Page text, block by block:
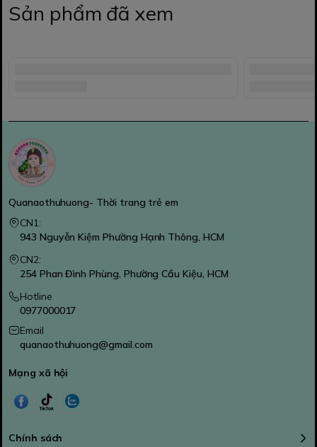
Sản phẩm đã xem
Quanaothuhuong- Thời trang trẻ em
CN1:
943 Nguyễn Kiệm Phường Hạnh Thông, HCM
CN2:
254 Phan Đình Phùng, Phường Cầu Kiệu, HCM
Hotline
0977000017
Email
quanaothuhuong@gmail.com
Mạng xã hội
Chính sách